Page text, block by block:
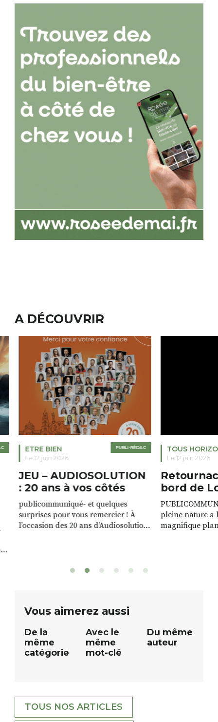
A DÉCOUVRIR
PUBLI-RÉDAC
ETRE BIEN
Le 12 juin 2026
JEU – AUDIOSOLUTION
: 20 ans à vos côtés
publicommuniqué- et quelques
surprises pour vous remercier ! À
l’occasion des 20 ans d’Audiosolution,
sont à gagner, sélectionnés auprès
12h à […]
TOUS
Le 12 juin 2026
bord de
pleine nature a
magnifique plan
Vous aimerez aussi
De la
même
catégorie
Avec le
même
mot-clé
Du même
auteur
TOUS NOS ARTICLES